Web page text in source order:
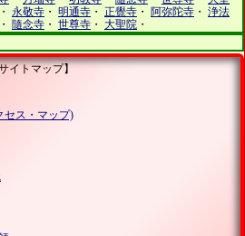
・ 永敬寺 ・ 明通寺 ・ 正覺寺 ・ 阿弥陀寺 ・ 浄法
・ 隨念寺 ・ 世尊寺 ・ 大聖院 ・
イトマップ】
セス・マップ)